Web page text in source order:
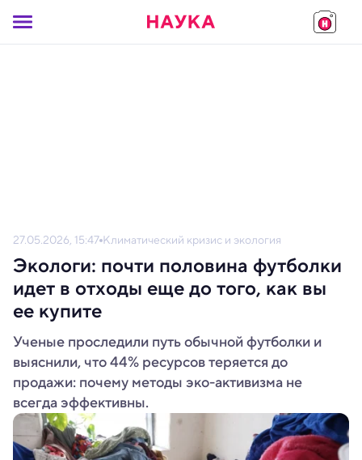
27.05.2026, 15:47 Климатический кризис и экология
Экологи: почти половина футболки
идет в отходы еще до того, как вы
ее купите
Ученые проследили путь обычной футболки и
выяснили, что 44% ресурсов теряется до
продажи: почему методы эко-активизма не
всегда эффективны.